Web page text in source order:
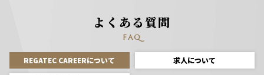
よくある質問
FAQ
REGATEC CAREERについて 求人について